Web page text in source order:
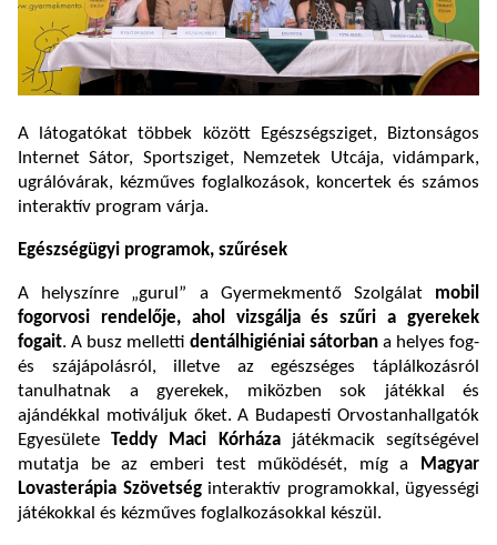
A látogatókat többek között Egészségsziget, Biztonságos
Internet Sátor, Sportsziget, Nemzetek Utcája, vidámpark,
ugrálóvárak, kézműves foglalkozások, koncertek és számos
interaktív program várja.
Egészségügyi programok, szűrések
A helyszínre „gurul” a Gyermekmentő Szolgálat mobil
fogorvosi rendelője, ahol vizsgálja és szűri a gyerekek
fogait. A busz melletti dentálhigiéniai sátorban a helyes fog-
és szájápolásról, illetve az egészséges táplálkozásról
tanulhatnak a gyerekek, miközben sok játékkal és
ajándékkal motiváljuk őket. A Budapesti Orvostanhallgatók
EgyesületeTeddy Maci Kórházajátékmacik segítségével
mutatja be az emberi test működését, míg a
Magyar
Lovasterápia Szövetséginteraktív programokkal, ügyességi
játékokkal és kézműves foglalkozásokkal készül.